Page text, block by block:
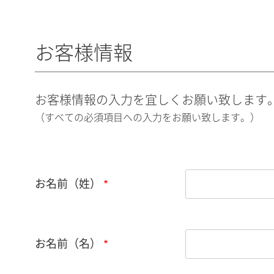
お客様情報
お客様情報の入力を宜しくお願い致します
（すべての必須項目への入力をお願い致します。）
お名前（姓）
お名前（名）